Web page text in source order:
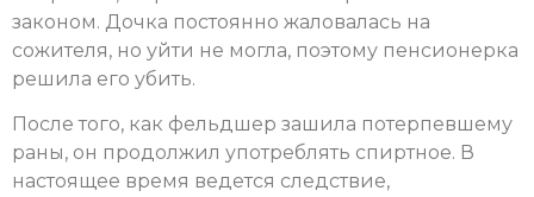
законом. Дочка постоянно жаловалась на
сожителя, но уйти не могла, поэтому пенсионерка
решила его убить.
После того, как фельдшер зашила потерпевшему
раны, он продолжил употреблять спиртное. В
настоящее время ведется следствие,